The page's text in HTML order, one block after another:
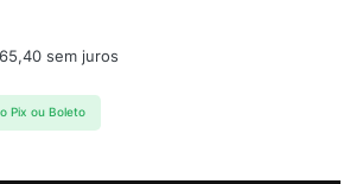
65,40 sem juros
Pix ou Boleto